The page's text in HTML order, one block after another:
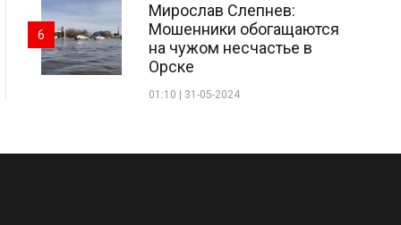
Мирослав Слепнев:
Мошенники обогащаются
на чужом несчастье в
Орске
01:10 | 31-05-2024
6